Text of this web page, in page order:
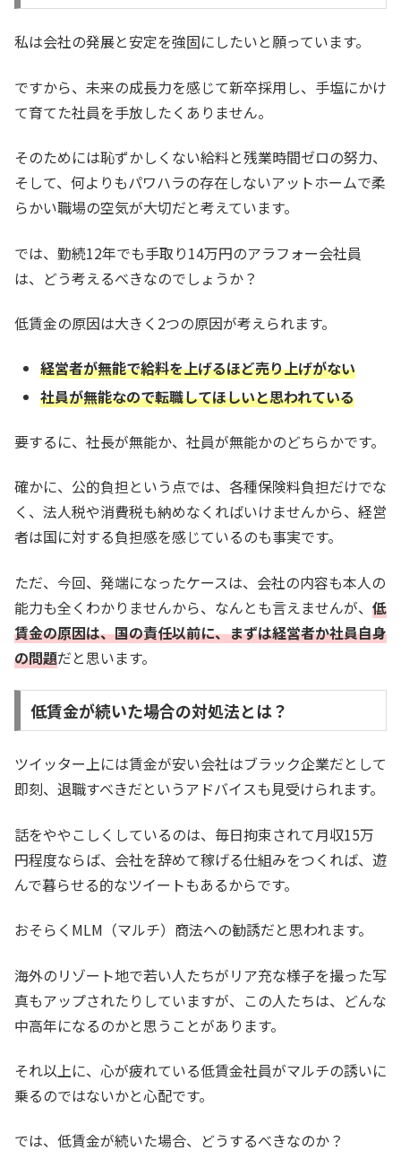
私は会社の発展と安定を強固にしたいと願っています。
ですから、未来の成長力を感じて新卒採用し、手塩にかけ
て育てた社員を手放したくありません。
そのためには恥ずかしくない給料と残業時間ゼロの努力、
そして、何よりもパワハラの存在しないアットホームで柔
らかい職場の空気が大切だと考えています。
では、勤続12年でも手取り14万円のアラフォー会社員
は、どう考えるべきなのでしょうか？
低賃金の原因は大きく2つの原因が考えられます。
経営者が無能で給料を上げるほど売り上げがない
社員が無能なので転職してほしいと思われている
要するに、社長が無能か、社員が無能かのどちらかです。
確かに、公的負担という点では、各種保険料負担だけでな
く、法人税や消費税も納めなくればいけませんから、経営
者は国に対する負担感を感じているのも事実です。
ただ、今回、発端になったケースは、会社の内容も本人の
能力も全くわかりませんから、なんとも言えませんが、 低
賃金の原因は、国の責任以前に、まずは経営者か社員自身
の問題だと思います。
低賃金が続いた場合の対処法とは？
ツイッター上には賃金が安い会社はブラック企業だとして
即刻、退職すべきだというアドバイスも見受けられます。
話をややこしくしているのは、毎日拘束されて月収15万
円程度ならば、会社を辞めて稼げる仕組みをつくれば、遊
んで暮らせる的なツイートもあるからです。
おそらくMLM（マルチ）商法への勧誘だと思われます。
海外のリゾート地で若い人たちがリア充な様子を撮った写
真もアップされたりしていますが、この人たちは、どんな
中高年になるのかと思うことがあります。
それ以上に、心が疲れている低賃金社員がマルチの誘いに
乗るのではないかと心配です。
では、低賃金が続いた場合、どうするべきなのか？